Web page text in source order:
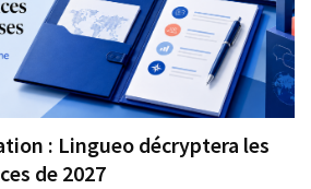
: Lingueo décryptera les
de 2027